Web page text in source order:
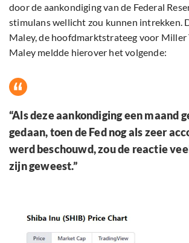
door de aankondiging van de Federal
stimulans wellicht zou kunnen intrekken.
Maley, de hoofdmarktstrateeg voor Miller
Maley meldde hierover het volgende:
“Als deze aankondiging een maand
gedaan, toen de Fed nog als zeer
werd beschouwd, zou de reactie
zijn geweest.”